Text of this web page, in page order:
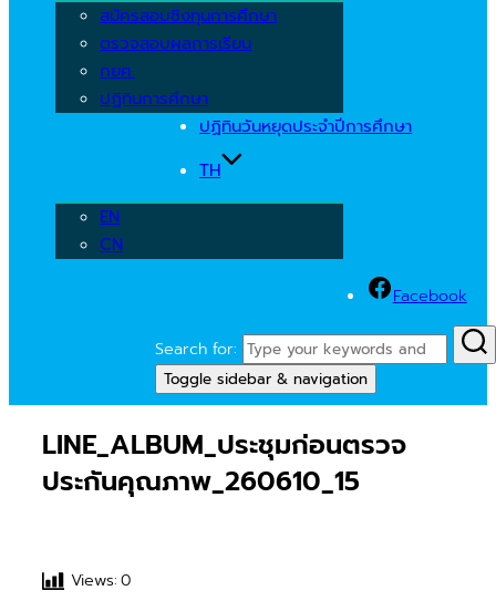
สมัครสอบชิงทุนการศึกษา
ตรวจสอบผลการเรียน
กยศ.
ปฏิทินการศึกษา
ปฏิทินวันหยุดประจำปีการศึกษา
TH
EN
CN
Facebook
Search for:
Toggle sidebar & navigation
LINE_ALBUM_ประชุมก่อนตรวจ
ประกันคุณภาพ_260610_15
Views:0